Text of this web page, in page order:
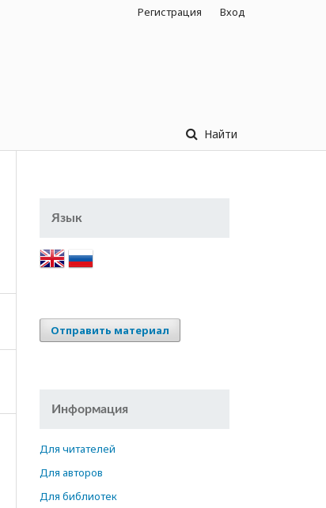
Найти
Регистрация Вход
Язык
Отправить материал
Информация
Для читателей
Для авторов
Для библиотек